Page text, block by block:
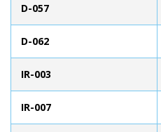
D-057
D-062
IR-003
IR-007